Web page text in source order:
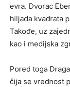
evra. Dvorac
hiljada kvadrata
Takođe, uz
kao i medijska
Pored toga
čija se vrednost